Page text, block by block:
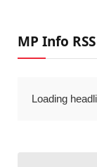
MP Info RSS
Loading